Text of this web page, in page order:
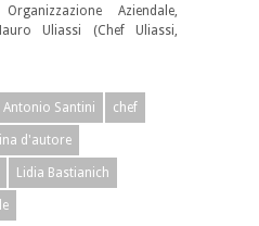
Aziendale,
Uliassi (Chef Uliassi,
Antonio Santini chef
d'autore
Lidia Bastianich